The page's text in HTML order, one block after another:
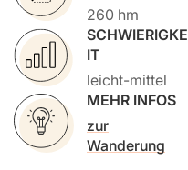
260 hm
SCHWIERIGKE
IT
leicht-mittel
MEHR INFOS
zur
Wanderung